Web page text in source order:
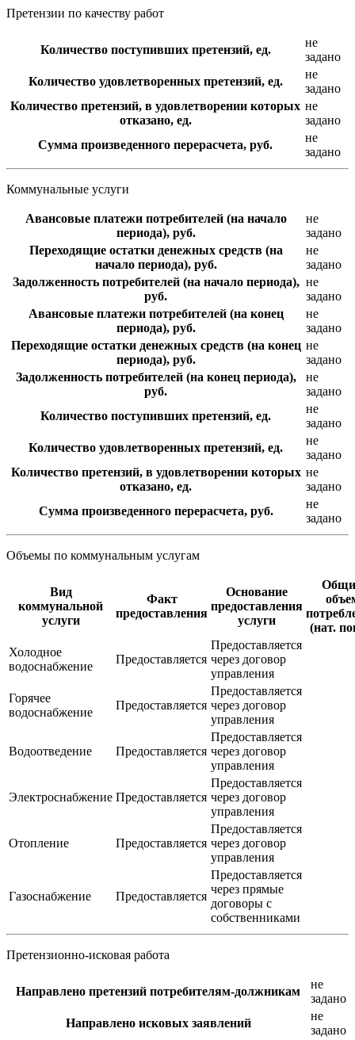
Претензии по качеству работ
Количество поступивших претензий, ед.
не
задано
Количество удовлетворенных претензий, ед.
не
задано
Количество претензий, в удовлетворении которых
отказано, ед.
не
задано
Сумма произведенного перерасчета, руб.
не
задано
Коммунальные услуги
Авансовые платежи потребителей (на начало
периода), руб.
не
задано
Переходящие остатки денежных средств (на
начало периода), руб.
не
задано
Задолженность потребителей (на начало периода),
руб.
не
задано
Авансовые платежи потребителей (на конец
периода), руб.
не
задано
Переходящие остатки денежных средств (на конец
периода), руб.
не
задано
Задолженность потребителей (на конец периода),
руб.
не
задано
Количество поступивших претензий, ед.
не
задано
Количество удовлетворенных претензий, ед.
не
задано
Количество претензий, в удовлетворении которых
отказано, ед.
не
задано
Сумма произведенного перерасчета, руб.
не
задано
Объемы по коммунальным услугам
Вид
коммунальной
услуги
Факт
предоставления
Основание
предоставления
услуги
(нат.
Холодное
водоснабжение
Предоставляется
Предоставляется
через договор
управления
Горячее
водоснабжение
Предоставляется
Предоставляется
через договор
управления
Водоотведение Предоставляется
Предоставляется
через договор
управления
Электроснабжение Предоставляется
Предоставляется
через договор
управления
Отопление Предоставляется
Предоставляется
через договор
управления
Газоснабжение Предоставляется
Предоставляется
через прямые
договоры с
собственниками
Претензионно-исковая работа
Направлено претензий потребителям-должникам
не
задано
Направлено исковых заявлений
не
задано